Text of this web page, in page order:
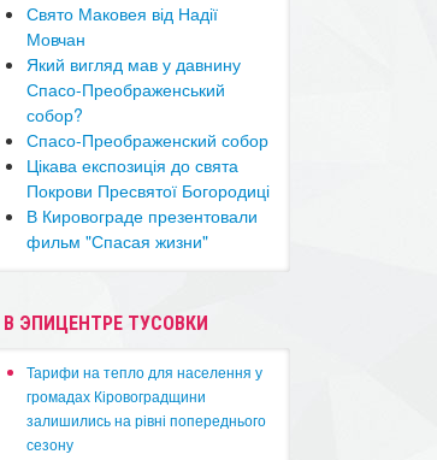
Свято Маковея від Надії
Мовчан
Який вигляд мав у давнину
Спасо-Преображенський
собор?
Спасо-Преображенский собор
Цікава експозиція до свята
Покрови Пресвятої Богородиці
В Кировограде презентовали
фильм "Спасая жизни"
В ЭПИЦЕНТРЕ ТУСОВКИ
​Тарифи на тепло для населення у
громадах Кіровоградщини
залишились на рівні попереднього
сезону